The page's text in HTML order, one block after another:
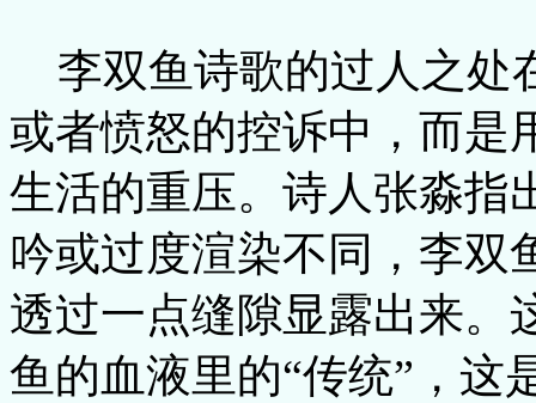
李双鱼诗歌的过人之处
或者愤怒的控诉中，而是
生活的重压。诗人张淼指
吟或过度渲染不同，李双
透过一点缝隙显露出来。
鱼的血液里的“传统”，这